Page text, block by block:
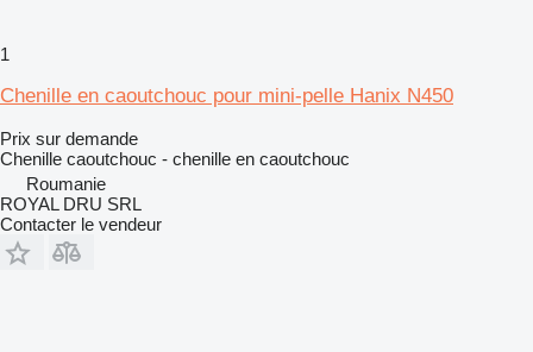
1
Chenille en caoutchouc pour mini-pelle Hanix N450
Prix sur demande
Chenille caoutchouc - chenille en caoutchouc
Roumanie
ROYAL DRU SRL
Contacter le vendeur